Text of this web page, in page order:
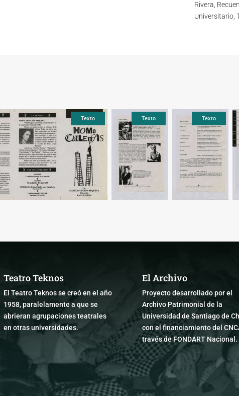
Rivera,
Universitario,
Texto Texto Texto
Teatro Teknos
El Teatro Teknos se creó en el año
1958, paralelamente a que se
abrieran agrupaciones teatrales
en otras universidades.
El Archivo
Proyecto desarrollado por el
Archivo Patrimonial de la
Universidad de Santiago de
con el financiamiento del
través de FONDART Nacional.